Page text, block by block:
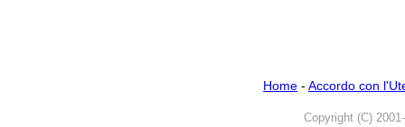
Home - Accordo con
Copyright (C)